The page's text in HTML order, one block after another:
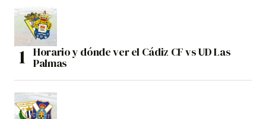
Horario y dónde ver el Cádiz CF vs UD Las
Palmas